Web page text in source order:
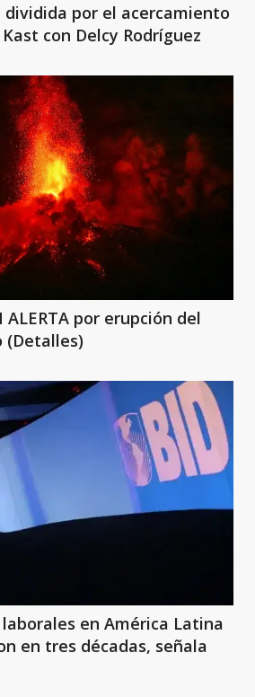
dividida por el acercamiento
con Delcy Rodríguez
ALERTA por erupción del
(Detalles)
en América Latina
en tres décadas, señala